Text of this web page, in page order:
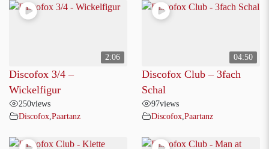
2:06
Discofox 3/4 –
Wickelfigur
250views
Discofox Paartanz
04:50
Discofox Club – 3fach
Schal
97views
Discofox Paartanz